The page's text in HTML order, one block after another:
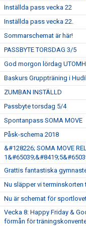
Inställda pass vecka 22
Inställda pass vecka 22.
Sommarschemat är här!
PASSBYTE TORSDAG 3/5
God morgon lördag
Baskurs Gruppträning i
ZUMBAN INSTÄLLD
Passbyte torsdag 5/4
Spontanpass SOMA MOVE
Påsk-schema 2018
&#128226; SOMA MOVE
Grattis fantastiska
Nu släpper vi terminskorten
Nu är schemat för
Vecka 8: Happy Friday &
förmån för